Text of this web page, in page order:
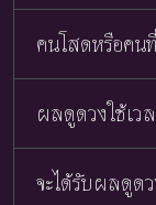
คนโสดหรือคน
ผลดูดวงใช้เวล
จะได้รับผลดูด